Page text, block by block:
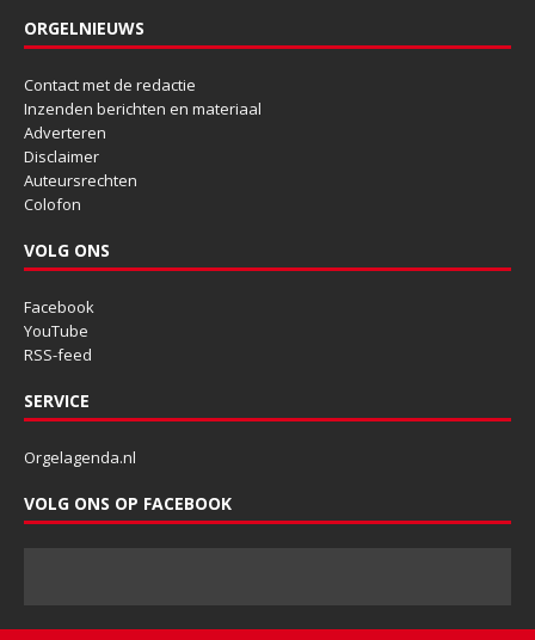
ORGELNIEUWS
Contact met de redactie
Inzenden berichten en materiaal
Adverteren
Disclaimer
Auteursrechten
Colofon
VOLG ONS
Facebook
YouTube
RSS-feed
SERVICE
Orgelagenda.nl
VOLG ONS OP FACEBOOK